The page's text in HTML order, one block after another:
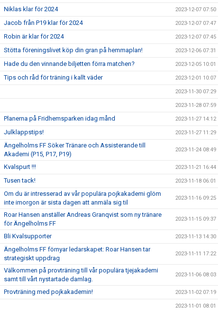
Niklas klar för 2024 2023-12-07 07:50
Jacob från P19 klar för 2024 2023-12-07 07:47
Robin är klar för 2024 2023-12-07 07:45
Stötta föreningslivet köp din gran på hemmaplan! 2023-12-06 07:31
Hade du den vinnande biljetten förra matchen? 2023-12-05 10:01
Tips och råd för träning i kallt väder 2023-12-01 10:07
2023-11-30 07:29
2023-11-28 07:59
Planerna på Fridhemsparken idag månd 2023-11-27 14:12
Julklappstips! 2023-11-27 11:29
Ängelholms FF Söker Tränare och Assisterande till
Akademi (P15, P17, P19)
2023-11-24 08:49
Kvalspurt !!! 2023-11-21 16:44
Tusen tack! 2023-11-18 06:01
Om du är intresserad av vår populära pojkakademi glöm
inte imorgon är sista dagen att anmäla sig til
2023-11-16 09:25
Roar Hansen anställer Andreas Granqvist som ny tränare
för Ängelholms FF
2023-11-15 09:37
Bli Kvalsupporter 2023-11-13 14:30
Ängelholms FF förnyar ledarskapet: Roar Hansen tar
strategiskt uppdrag
2023-11-11 17:22
Välkommen på provträning till vår populära tjejakademi
samt till vårt nystartade damlag.
2023-11-06 08:03
Provträning med pojkakademin! 2023-11-02 07:19
2023-11-01 08:01